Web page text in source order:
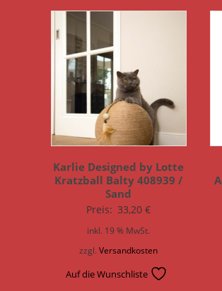
Karlie Designed by Lotte
Kratzball Balty 408939 /
Sand
Preis: 33,20€
inkl. 19 % MwSt.
zzgl.Versandkosten
Auf die Wunschliste